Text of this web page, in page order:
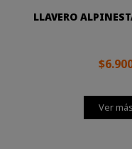
LLAVERO
Ver más